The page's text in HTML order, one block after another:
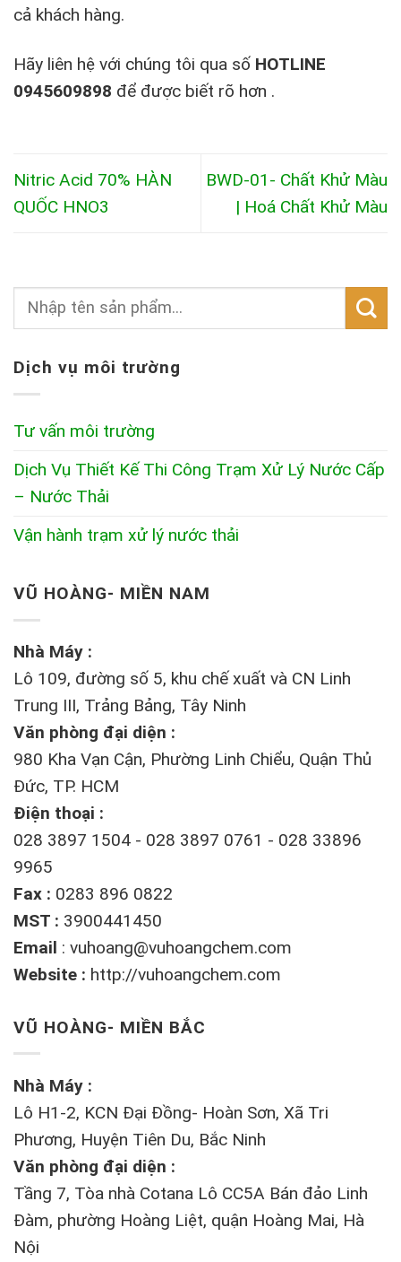
cả khách hàng.
Hãy liên hệ với chúng tôi qua số HOTLINE
0945609898 để được biết rõ hơn .
Nitric Acid 70% HÀN
QUỐC HNO3
BWD-01- Chất Khử Màu
| Hoá Chất Khử Màu
Dịch vụ môi trường
Tư vấn môi trường
Dịch Vụ Thiết Kế Thi Công Trạm Xử Lý Nước Cấp
– Nước Thải
Vận hành trạm xử lý nước thải
VŨ HOÀNG- MIỀN NAM
Nhà Máy :
Lô 109, đường số 5, khu chế xuất và CN Linh
Trung III, Trảng Bảng, Tây Ninh
Văn phòng đại diện :
980 Kha Vạn Cận, Phường Linh Chiểu, Quận Thủ
Đức, TP. HCM
Điện thoại :
028 3897 1504 - 028 3897 0761 - 028 33896
9965
Fax : 0283 896 0822
MST : 3900441450
Email : vuhoang@vuhoangchem.com
Website : http://vuhoangchem.com
VŨ HOÀNG- MIỀN BẮC
Nhà Máy :
Lô H1-2, KCN Đại Đồng- Hoàn Sơn, Xã Tri
Phương, Huyện Tiên Du, Bắc Ninh
Văn phòng đại diện :
Tầng 7, Tòa nhà Cotana Lô CC5A Bán đảo Linh
Đàm, phường Hoàng Liệt, quận Hoàng Mai, Hà
Nội